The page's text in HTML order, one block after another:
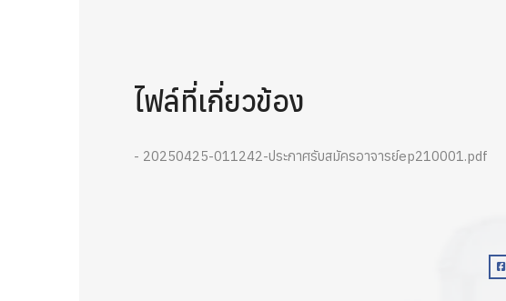
ไฟล์ที่เกี่ยวข้อง
- 20250425-011242-ประกาศรับสมัครอาจารย์ep210001.pdf